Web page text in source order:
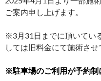
ご案内申し上げます。
※3月31日までに頂いてい
しては旧料金にて施術させ
※駐車場のご利用が予約制